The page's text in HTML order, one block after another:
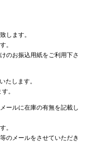
します。
。
のお振込用紙をご利用下さ
たします。
。
ールに在庫の有無を記載し
。
のメールをさせていただき